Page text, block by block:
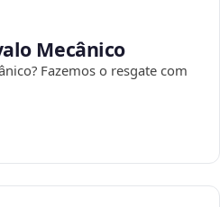
Mecânico
Fazemos o resgate com